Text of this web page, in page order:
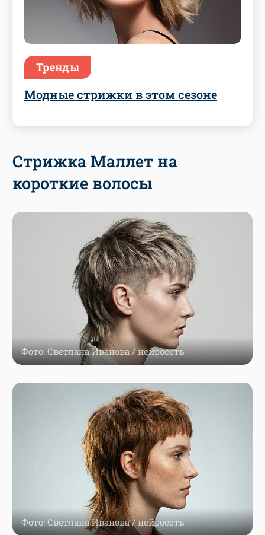
Тренды
Модные стрижки в этом сезоне
Стрижка Маллет на
короткие волосы
Фото: Светлана Иванова / нейросеть
Фото: Светлана Иванова / нейросеть